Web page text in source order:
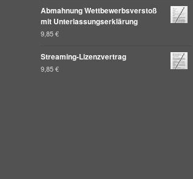
Abmahnung Wettbewerbsverstoß
mit Unterlassungserklärung
9,85€
Streaming-Lizenzvertrag
9,85€